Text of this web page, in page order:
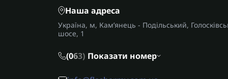
Наша адреса
Україна, м, Кам’янець - Подільський,
шосе, 1
(063) Показати номер